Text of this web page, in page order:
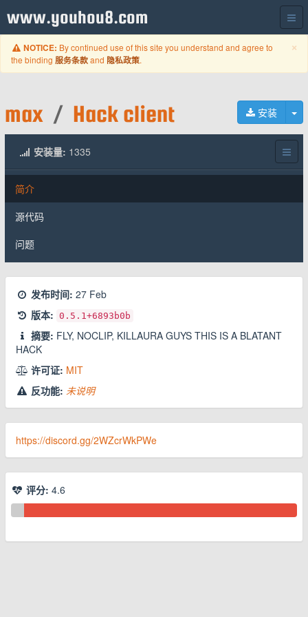
www.youhou8.com
×
NOTICE: By continued use of this site you understand and agree to
the binding 服务条款and 隐私政策.
安装
max / Hack client
安装量: 1335
简介
源代码
问题
发布时间: 27 Feb
版本: 0.5.1+6893b0b
摘要: FLY, NOCLIP, KILLAURA GUYS THIS IS A BLATANT
HACK
许可证: MIT
反功能: 未说明
https://discord.gg/2WZcrWkPWe
评分: 4.6